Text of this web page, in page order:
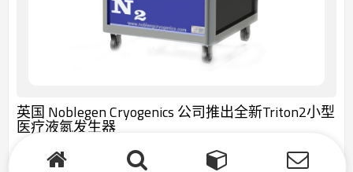
英国 Noblegen Cryogenics 公司推出全新Triton2小型
医疗液氮发生器